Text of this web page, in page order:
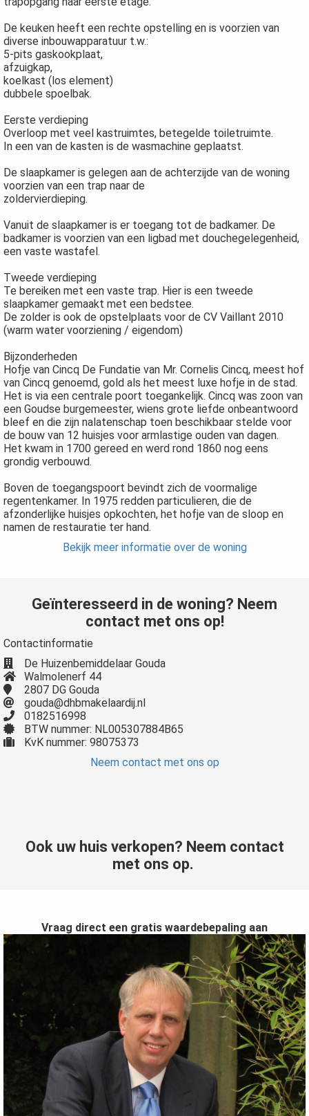
De keuken heeft een rechte opstelling en is voorzien van
diverse inbouwapparatuur t.w.:
5-pits gaskookplaat,
afzuigkap,
koelkast (los element)
dubbele spoelbak.
Eerste verdieping
Overloop met veel kastruimtes, betegelde toiletruimte.
In een van de kasten is de wasmachine geplaatst.
De slaapkamer is gelegen aan de achterzijde van de woning
voorzien van een trap naar de
zoldervierdieping.
Vanuit de slaapkamer is er toegang tot de badkamer. De
badkamer is voorzien van een ligbad met douchegelegenheid,
een vaste wastafel.
Tweede verdieping
Te bereiken met een vaste trap. Hier is een tweede
slaapkamer gemaakt met een bedstee.
De zolder is ook de opstelplaats voor de CV Vaillant 2010
(warm water voorziening / eigendom)
Bijzonderheden
Hofje van Cincq De Fundatie van Mr. Cornelis Cincq, meest hof
van Cincq genoemd, gold als het meest luxe hofje in de stad.
Het is via een centrale poort toegankelijk. Cincq was zoon van
een Goudse burgemeester, wiens grote liefde onbeantwoord
bleef en die zijn nalatenschap toen beschikbaar stelde voor
de bouw van 12 huisjes voor armlastige ouden van dagen.
Het kwam in 1700 gereed en werd rond 1860 nog eens
grondig verbouwd.
Boven de toegangspoort bevindt zich de voormalige
regentenkamer. In 1975 redden particulieren, die de
afzonderlijke huisjes opkochten, het hofje van de sloop en
namen de restauratie ter hand.
Bekijk meer informatie over de woning
Geïnteresseerd in de woning? Neem
contact met ons op!
Contactinformatie
De Huizenbemiddelaar Gouda
Walmolenerf 44
2807 DG Gouda
gouda@dhbmakelaardij.nl
0182516998
BTW nummer: NL005307884B65
KvK nummer: 98075373
Neem contact met ons op
Ook uw huis verkopen? Neem contact
met ons op.
Vraag direct een gratis waardebepaling aan